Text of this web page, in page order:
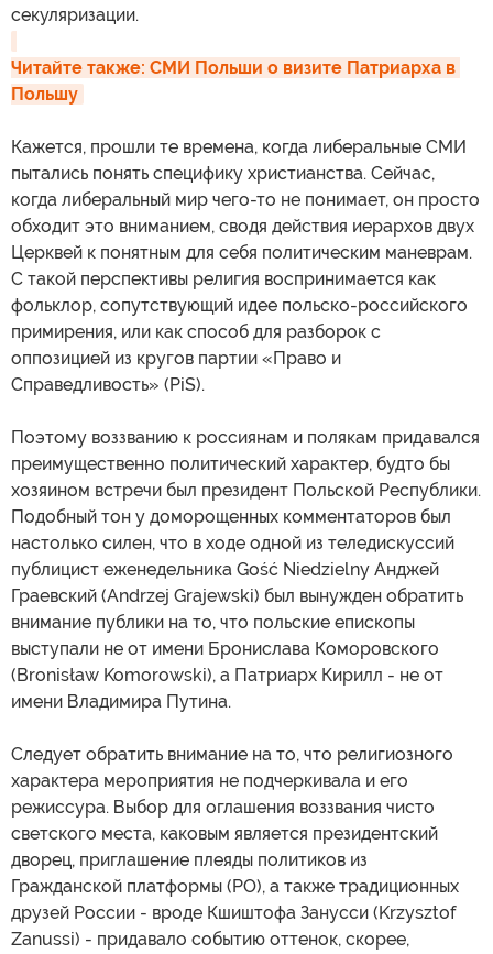
секуляризации.
Читайте также: СМИ Польши о визите Патриарха в
Польшу
Кажется, прошли те времена, когда либеральные СМИ
пытались понять специфику христианства. Сейчас,
когда либеральный мир чего-то не понимает, он просто
обходит это вниманием, сводя действия иерархов двух
Церквей к понятным для себя политическим маневрам.
С такой перспективы религия воспринимается как
фольклор, сопутствующий идее польско-российского
примирения, или как способ для разборок с
оппозицией из кругов партии «Право и
Справедливость» (PiS).
Поэтому воззванию к россиянам и полякам придавался
преимущественно политический характер, будто бы
хозяином встречи был президент Польской Республики.
Подобный тон у доморощенных комментаторов был
настолько силен, что в ходе одной из теледискуссий
публицист еженедельника Gość Niedzielny Анджей
Граевский (Andrzej Grajewski) был вынужден обратить
внимание публики на то, что польские епископы
выступали не от имени Бронислава Коморовского
(Bronisław Komorowski), а Патриарх Кирилл - не от
имени Владимира Путина.
Следует обратить внимание на то, что религиозного
характера мероприятия не подчеркивала и его
режиссура. Выбор для оглашения воззвания чисто
светского места, каковым является президентский
дворец, приглашение плеяды политиков из
Гражданской платформы (PO), а также традиционных
друзей России - вроде Кшиштофа Занусси (Krzysztof
Zanussi) - придавало событию оттенок, скорее,